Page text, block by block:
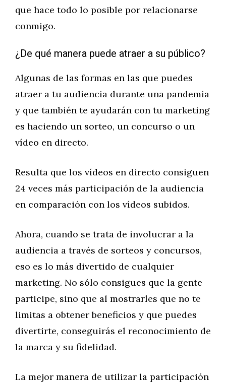
que hace todo lo posible por relacionarse
conmigo.
¿De qué manera puede atraer a su público?
Algunas de las formas en las que puedes
atraer a tu audiencia durante una pandemia
y que también te ayudarán con tu marketing
es haciendo un sorteo, un concurso o un
vídeo en directo.
Resulta que los vídeos en directo consiguen
24 veces más participación de la audiencia
en comparación con los vídeos subidos.
Ahora, cuando se trata de involucrar a la
audiencia a través de sorteos y concursos,
eso es lo más divertido de cualquier
marketing. No sólo consigues que la gente
participe, sino que al mostrarles que no te
limitas a obtener beneficios y que puedes
divertirte, conseguirás el reconocimiento de
la marca y su fidelidad.
La mejor manera de utilizar la participación